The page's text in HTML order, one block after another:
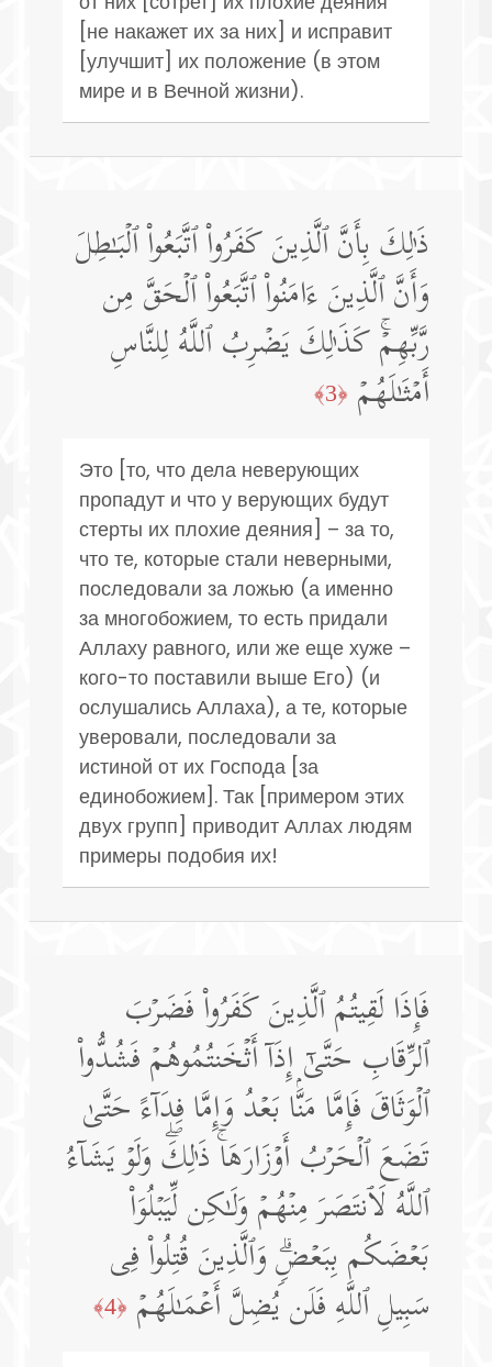
[не накажет их за них] и исправит
[улучшит] их положение (в этом
мире и в Вечной жизни).
ذَ ٰ⁠لِكَ بِأَنَّ ٱلَّذِینَ كَفَرُوا۟ ٱتَّبَعُوا۟ ٱلۡبَـٰطِلَ
وَأَنَّ ٱلَّذِینَ ءَامَنُوا۟ ٱتَّبَعُوا۟ ٱلۡحَقَّ مِن
رَّبِّهِمۡۚ كَذَ ٰ⁠لِكَ یَضۡرِبُ ٱللَّهُ لِلنَّاسِ
أَمۡثَـٰلَهُمۡ ﴿3﴾
Это [то, что дела неверующих
пропадут и что у верующих будут
стерты их плохие деяния] – за то,
что те, которые стали неверными,
последовали за ложью (а именно
за многобожием, то есть придали
Аллаху равного, или же еще хуже –
кого-то поставили выше Его) (и
ослушались Аллаха), а те, которые
уверовали, последовали за
истиной от их Господа [за
единобожием]. Так [примером этих
двух групп] приводит Аллах людям
примеры подобия их!
فَإِذَا لَقِیتُمُ ٱلَّذِینَ كَفَرُوا۟ فَضَرۡبَ
ٱلرِّقَابِ حَتَّىٰۤ إِذَاۤ أَثۡخَنتُمُوهُمۡ فَشُدُّوا۟
ٱلۡوَثَاقَ فَإِمَّا مَنَّۢا بَعۡدُ وَإِمَّا فِدَاۤءً حَتَّىٰ
تَضَعَ ٱلۡحَرۡبُ أَوۡزَارَهَاۚ ذَ ٰ⁠لِكَۖ وَلَوۡ یَشَاۤءُ
ٱللَّهُ لَٱنتَصَرَ مِنۡهُمۡ وَلَـٰكِن لِّیَبۡلُوَا۟
بَعۡضَكُم بِبَعۡضࣲۗ وَٱلَّذِینَ قُتِلُوا۟ فِی
سَبِیلِ ٱللَّهِ فَلَن یُضِلَّ أَعۡمَـٰلَهُمۡ ﴿4﴾